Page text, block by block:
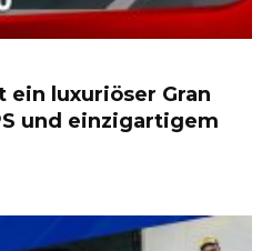
ein luxuriöser Gran
und einzigartigem